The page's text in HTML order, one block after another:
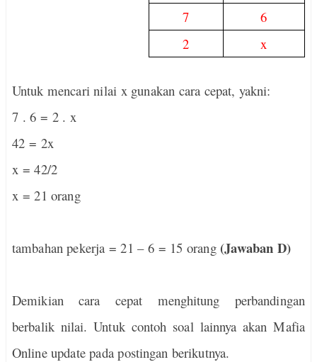
7
6
2
x
Untuk mencari nilai x gunakan cara cepat, yakni:
7 . 6 = 2 . x
42 = 2x
x = 42/2
x = 21 orang
tambahan pekerja = 21 – 6 = 15 orang (Jawaban D)
Demikian cara cepat menghitung perbandingan
berbalik nilai. Untuk contoh soal lainnya akan Mafia
Online update pada postingan berikutnya.